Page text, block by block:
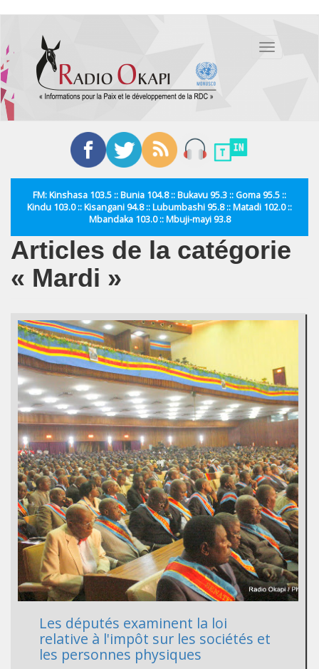
contenu
principal
Toggle
FM: Kinshasa 103.5 :: Bunia 104.8 :: Bukavu 95.3 :: Goma 95.5 ::
Kindu 103.0 :: Kisangani 94.8 :: Lubumbashi 95.8 :: Matadi 102.0 ::
Mbandaka 103.0 :: Mbuji-mayi 93.8
Articles de la catégorie
« Mardi »
Les députés examinent la loi
relative à l'impôt sur les sociétés et
les personnes physiques